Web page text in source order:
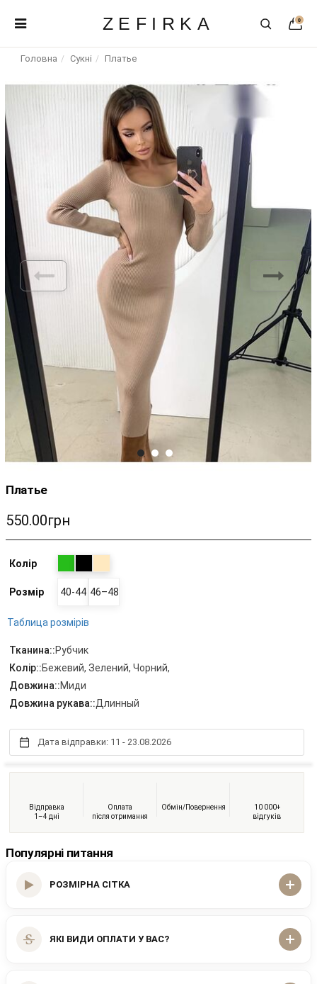
ZEFIRKA 0
Головна Сукні Платье
Платье
550.00грн
Колір
Розмір 40-44 46–48
Таблица розмірів
Тканина::Рубчик
Колір::Бежевий, Зелений, Чорний,
Довжина::Миди
Довжина рукава::Длинный
Дата відправки: 11 - 23.08.2026
Відправка
1–4 дні
Оплата
після отримання
Обмін/Повернення
10 000+
відгуків
Популярні питання
РОЗМІРНА СІТКА
ЯКІ ВИДИ ОПЛАТИ У ВАС?